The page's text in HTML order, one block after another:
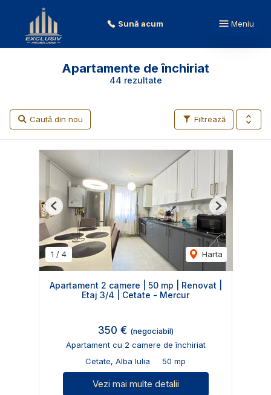
Sună acum Meniu
44 rezultate
Apartamente de închiriat
Filtrează
Caută din nou
1 / 4 Harta
Previous Next
Apartament 2 camere | 50 mp | Renovat |
Etaj 3/4 | Cetate - Mercur
350 € (negociabil)
Apartament cu 2 camere de închiriat
Cetate, Alba Iulia
50 mp
Vezi mai multe detalii